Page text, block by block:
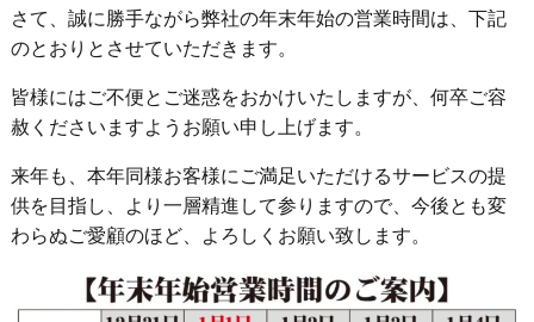
さて、誠に勝手ながら弊社の年末年始の営業時間は、下記
のとおりとさせていただきます。
皆様にはご不便とご迷惑をおかけいたしますが、何卒ご容
赦くださいますようお願い申し上げます。
来年も、本年同様お客様にご満足いただけるサービスの提
供を目指し、より一層精進して参りますので、今後とも変
わらぬご愛顧のほど、よろしくお願い致します。